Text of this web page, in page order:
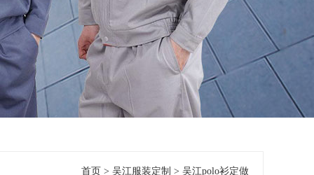
首页 > 吴江服装定制 > 吴江polo衫定做